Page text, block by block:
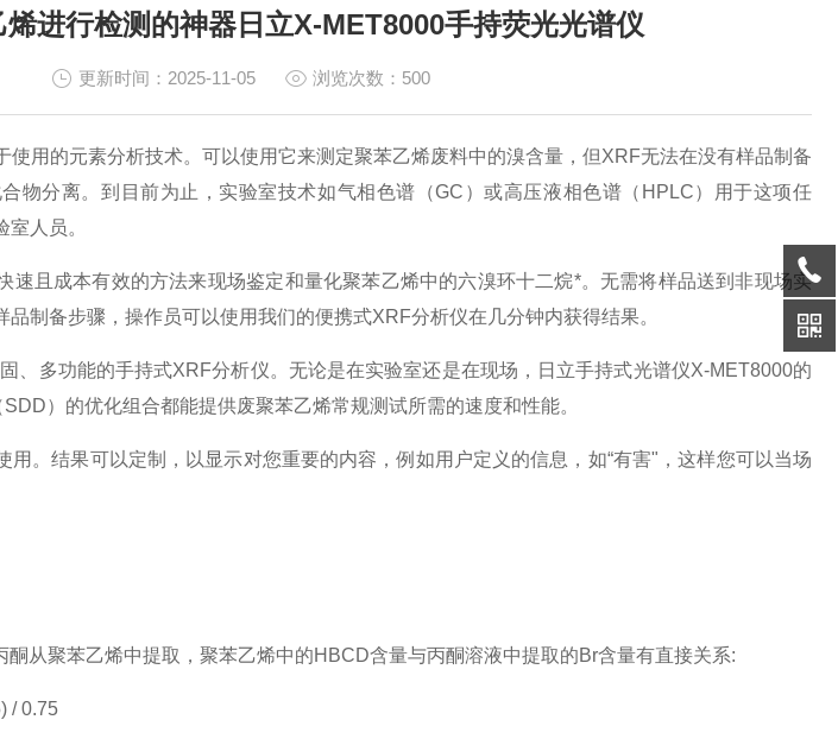
进行检测的神器日立X-MET8000手持荧光光谱仪
更新时间：2025-11-05 浏览次数：500
使用的元素分析技术。可以使用它来测定聚苯乙烯废料中的溴含量，但XRF无法在没有样品制备
物分离。到目前为止，实验室技术如气相色谱（GC）或高压液相色谱（HPLC）用于这项任
人员。
速且成本有效的方法来现场鉴定和量化聚苯乙烯中的六溴环十二烷*。无需将样品送到非现场实
制备步骤，操作员可以使用我们的便携式XRF分析仪在几分钟内获得结果。
、多功能的手持式XRF分析仪。无论是在实验室还是在现场，日立手持式光谱仪X-MET8000的
）的优化组合都能提供废聚苯乙烯常规测试所需的速度和性能。
用。结果可以定制，以显示对您重要的内容，例如用户定义的信息，如“有害"，这样您可以当场
从聚苯乙烯中提取，聚苯乙烯中的HBCD含量与丙酮溶液中提取的Br含量有直接关系:
/ 0.75